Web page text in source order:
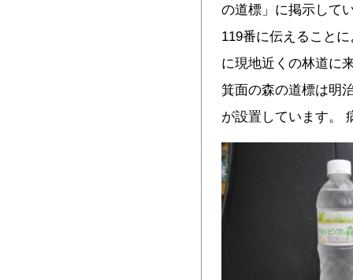
の道標」に掲示して
119番に伝えること
に現地近くの林道に
箕面の森の道標は明
が設置しています。